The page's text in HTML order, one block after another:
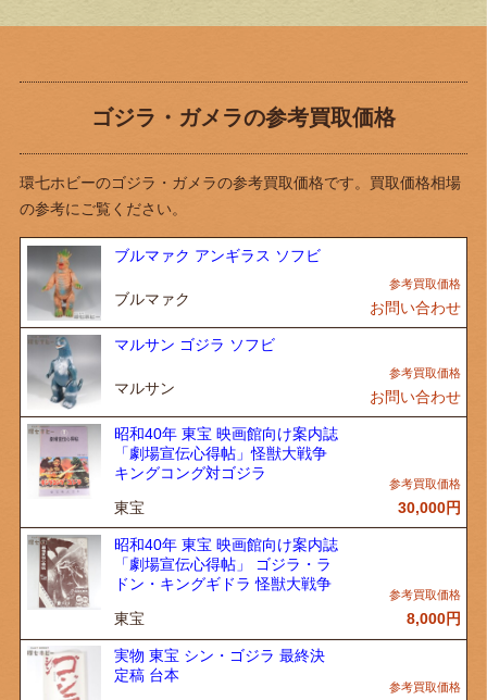
ゴジラ・ガメラの参考買取価格
環七ホビーのゴジラ・ガメラの参考買取価格です。買取価格相場
の参考にご覧ください。
ブルマァク アンギラス ソフビ
ブルマァク お問い合わせ
マルサン ゴジラ ソフビ
マルサン お問い合わせ
昭和40年 東宝 映画館向け案内誌
「劇場宣伝心得帖」怪獣大戦争
キングコング対ゴジラ
東宝 30,000円
昭和40年 東宝 映画館向け案内誌
「劇場宣伝心得帖」 ゴジラ・ラ
ドン・キングギドラ 怪獣大戦争
東宝 8,000円
実物 東宝 シン・ゴジラ 最終決
定稿 台本